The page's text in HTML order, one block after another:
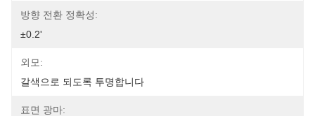
방향 전환 정확성:
±0.2'
외모:
갈색으로 되도록 투명합니다
표면 광마: